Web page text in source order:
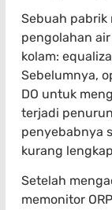
Sebuah pabrik
pengolahan
kolam:
Sebelumnya,
DO untuk
terjadi
penyebabnya
kurang
Setelah
memonitor